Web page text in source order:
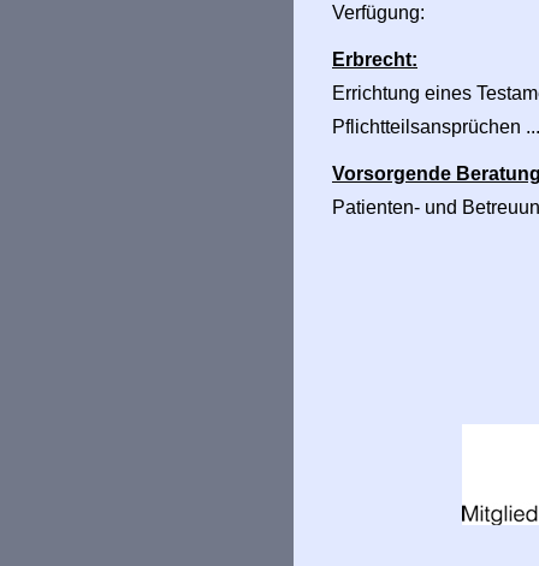
Verfügung:
Erbrecht:
Errichtung eines
Pflichtteilsansprüchen ...
Vorsorgende
Patienten- und